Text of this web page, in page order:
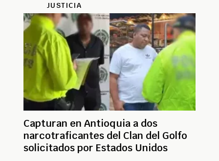
JUSTICIA
Capturan en Antioquia a dos
narcotraficantes del Clan del Golfo
solicitados por Estados Unidos